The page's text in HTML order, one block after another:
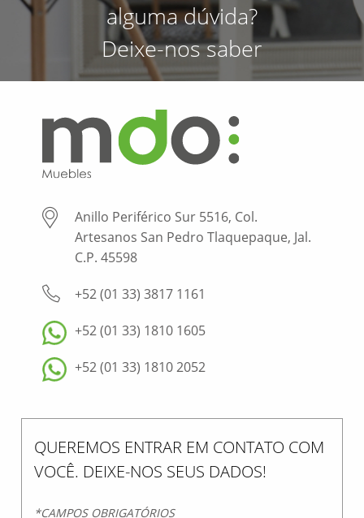
alguma dúvida?
Deixe-nos saber
Anillo Periférico Sur 5516, Col.
Artesanos San Pedro Tlaquepaque, Jal.
C.P. 45598
+52 (01 33) 3817 1161
+52 (01 33) 1810 1605
+52 (01 33) 1810 2052
QUEREMOS ENTRAR EM CONTATO COM
VOCÊ. DEIXE-NOS SEUS DADOS!
*CAMPOS OBRIGATÓRIOS